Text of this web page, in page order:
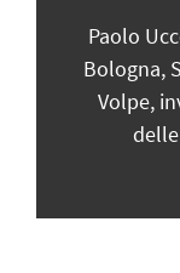
Paolo
Bologna,
Volpe,